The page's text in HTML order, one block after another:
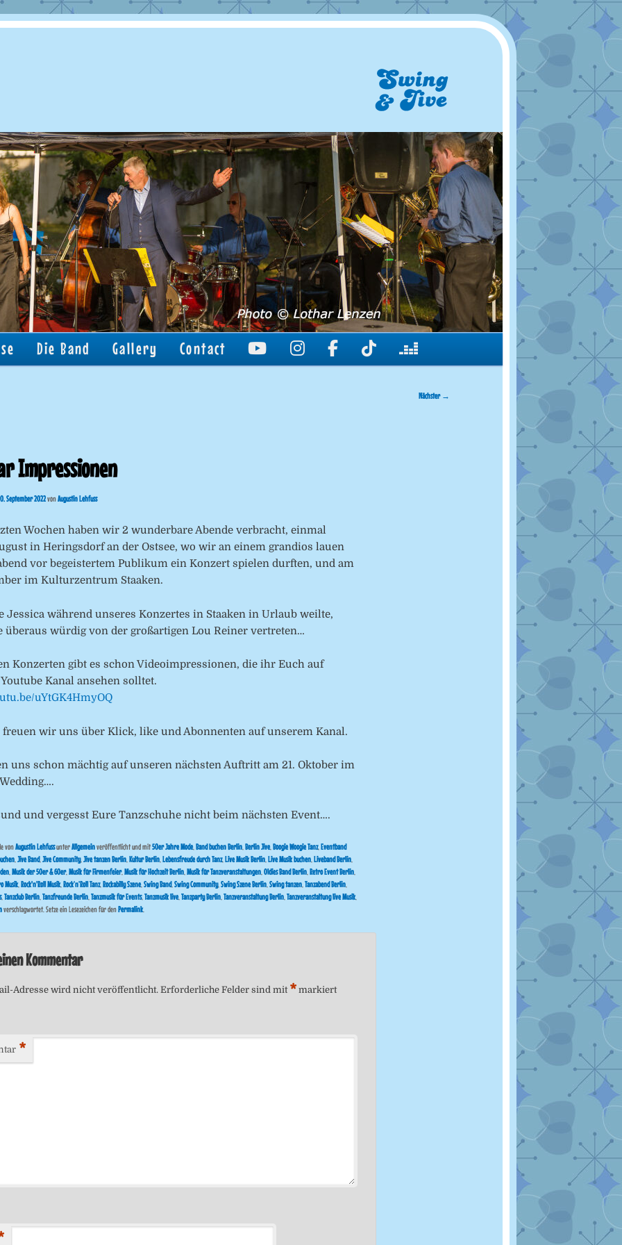
Die Band Gallery Contact
Nächster →
Impressionen
September 2022vonAugustin Lehfuss
Wochen haben wir 2 wunderbare Abende verbracht, einmal
in Heringsdorf an der Ostsee, wo wir an einem grandios lauen
vor begeistertem Publikum ein Konzert spielen durften, und am
im Kulturzentrum Staaken.
Jessica während unseres Konzertes in Staaken in Urlaub weilte,
überaus würdig von der großartigen Lou Reiner vertreten…
Konzerten gibt es schon Videoimpressionen, die ihr Euch auf
Kanal ansehen solltet.
uYtGK4HmyOQ
wir uns über Klick, like und Abonnenten auf unserem Kanal.
uns schon mächtig auf unseren nächsten Auftritt am 21. Oktober im
und vergesst Eure Tanzschuhe nicht beim nächsten Event….
vonAugustin LehfussunterAllgemeinveröffentlicht und mit50er Jahre Mode, Band buchen Berlin, Berlin Jive, Boogie Woogie Tanz, Eventband
, Jive Band, Jive Community, Jive tanzen Berlin, Kultur Berlin, Lebensfreude durch Tanz, Live Musik Berlin, Live Musik buchen, Liveband Berlin,
, Musik der 50er & 60er, Musik für Firmenfeier, Musik für Hochzeit Berlin, Musik für Tanzveranstaltungen, Oldies Band Berlin, Retro Event Berlin,
Musik, Rock'n'Roll Musik, Rock’n’Roll Tanz, Rockabilly Szene, Swing Band, Swing Community, Swing Szene Berlin, Swing tanzen, Tanzabend Berlin,
, Tanzclub Berlin, Tanzfreunde Berlin, Tanzmusik für Events, Tanzmusik live, Tanzparty Berlin, Tanzveranstaltung Berlin, Tanzveranstaltung live Musik,
verschlagwortet. Setze ein Lesezeichen für denPermalink.
Kommentar
Adresse wird nicht veröffentlicht. Erforderliche Felder sind mit *markiert
*